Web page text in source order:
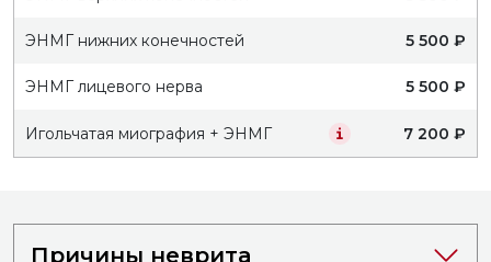
ЭНМГ нижних конечностей 5 500 ₽
ЭНМГ лицевого нерва 5 500 ₽
Игольчатая миография + ЭНМГ 7 200 ₽
Причины неврита